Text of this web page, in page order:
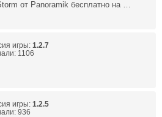
от Panoramik бесплатно на …
игры: 1.2.7
1106
игры: 1.2.5
936